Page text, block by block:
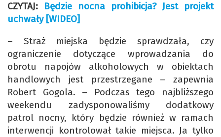
CZYTAJ: Będzie nocna prohibicja? Jest projekt
uchwały [WIDEO]
– Straż miejska będzie sprawdzała, czy
ograniczenie dotyczące wprowadzania do
obrotu napojów alkoholowych w obiektach
handlowych jest przestrzegane – zapewnia
Robert Gogola. – Podczas tego najbliższego
weekendu zadysponowaliśmy dodatkowy
patrol nocny, który będzie również w ramach
interwencji kontrolował takie miejsca. Ja tylko